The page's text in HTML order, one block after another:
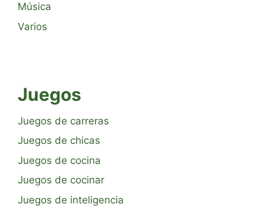
Música
Varios
Juegos
Juegos de carreras
Juegos de chicas
Juegos de cocina
Juegos de cocinar
Juegos de inteligencia